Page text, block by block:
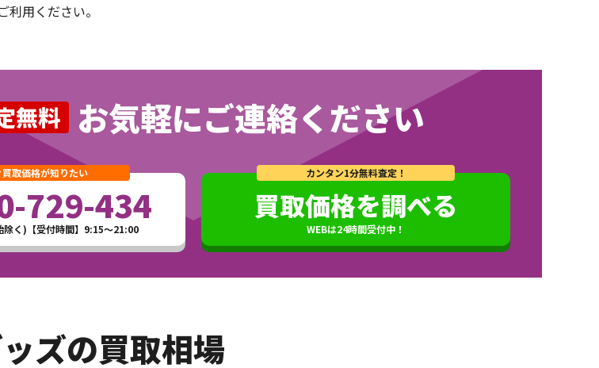
利用ください。
無料 お気軽にご連絡ください
取価格が知りたい
729-434
除く)【受付時間】9:15～21:00
カンタン1分無料査定！
買取価格を調べる
WEBは24時間受付中！
ズの買取相場